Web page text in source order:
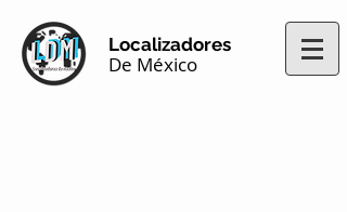
Localizadores
De México